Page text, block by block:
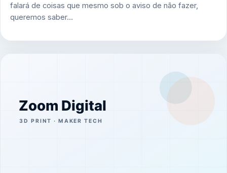
falará de coisas que mesmo sob o aviso de não fazer,
queremos saber…